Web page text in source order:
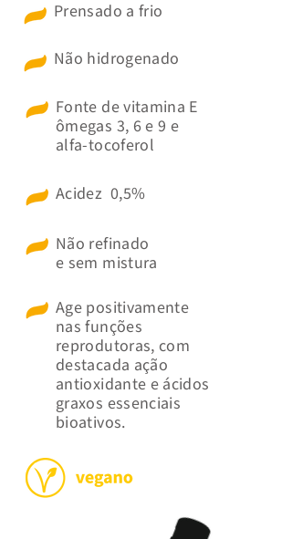
Prensado a frio
Não hidrogenado
Fonte de vitamina E
ômegas 3, 6 e 9 e
alfa-tocoferol
Acidez 0,5%
Não refinado
e sem mistura
Age positivamente
nas funções
reprodutoras, com
destacada ação
antioxidante e ácidos
graxos essenciais
bioativos.